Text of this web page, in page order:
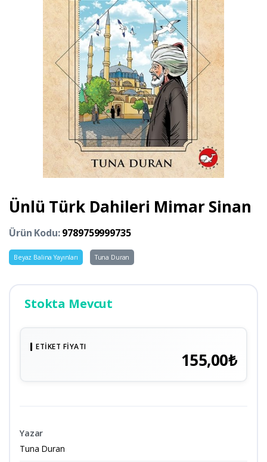
Ünlü Türk Dahileri Mimar Sinan
Ürün Kodu:9789759999735
Beyaz Balina Yayınları Tuna Duran
Stokta Mevcut
ETIKET FIYATI
155,00₺
Yazar
Tuna Duran